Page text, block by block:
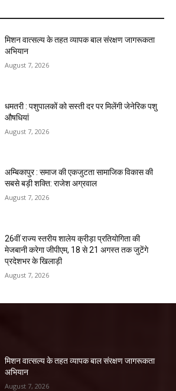
मिशन वात्सल्य के तहत व्यापक बाल संरक्षण जागरूकता
अभियान
August 7, 2026
धमतरी : पशुपालकों को सस्ती दर पर मिलेंगी जेनेरिक पशु
औषधियां
August 7, 2026
अम्बिकापुर : समाज की एकजुटता सामाजिक विकास की
सबसे बड़ी शक्ति: राजेश अग्रवाल
August 7, 2026
26वीं राज्य स्तरीय शालेय क्रीड़ा प्रतियोगिता की
मेजबानी करेगा जीपीएम, 18 से 21 अगस्त तक जुटेंगे
प्रदेशभर के खिलाड़ी
August 7, 2026
मिशन वात्सल्य के तहत व्यापक बाल संरक्षण जागरूकता
अभियान
August 7, 2026